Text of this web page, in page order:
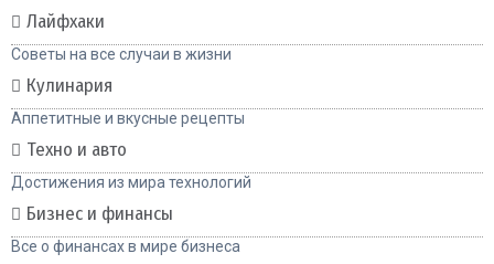
Лайфхаки
Советы на все случаи в жизни
Кулинария
Аппетитные и вкусные рецепты
Техно и авто
Достижения из мира технологий
Бизнес и финансы
Все о финансах в мире бизнеса